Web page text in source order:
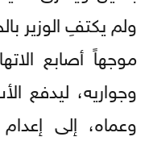
ولم يكتفِ الوزير
موجهاً أصابع
وجواريه، ليدفع
وعماه، إلى